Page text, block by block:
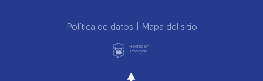
Política de datos Mapa del sitio
Hecho en
Popayán